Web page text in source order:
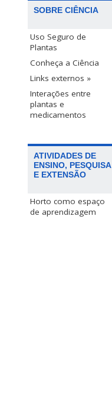
SOBRE CIÊNCIA
Uso Seguro de
Plantas
Conheça a Ciência
Links externos »
Interações entre
plantas e
medicamentos
ATIVIDADES DE
ENSINO, PESQUISA
E EXTENSÃO
Horto como espaço
de aprendizagem